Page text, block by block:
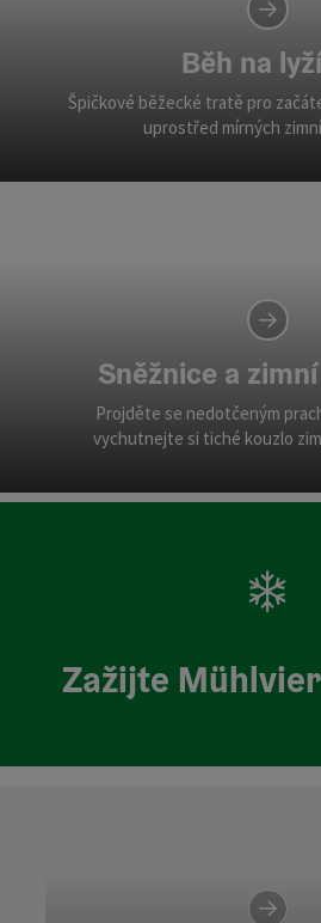
Běh na
Špičkové běžecké tratě pro
uprostřed mírných
Sněžnice a
Projděte se nedotčeným
vychutnejte si tiché kouzlo
Zažijte